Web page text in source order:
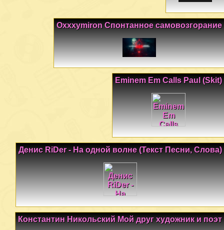
Oxxxymiron Спонтанное самовозгорание
Eminem Em Calls Paul (Skit)
Денис RiDer - На одной волне (Текст Песни, Слова)
Константин Никольский Мой друг художник и поэт